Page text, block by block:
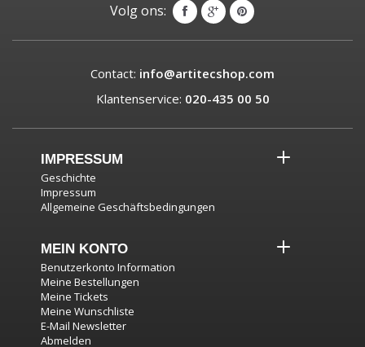
Volg ons:
Contact: info@artitecshop.com
Klantenservice: 020-435 00 50
IMPRESSUM
Geschichte
Impressum
Allgemeine Geschäftsbedingungen
MEIN KONTO
Benutzerkonto Information
Meine Bestellungen
Meine Tickets
Meine Wunschliste
E-Mail Newsletter
Abmelden